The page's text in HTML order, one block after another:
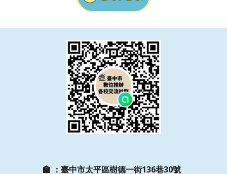
🏫 ： 臺中市太平區樹德一街136巷30號